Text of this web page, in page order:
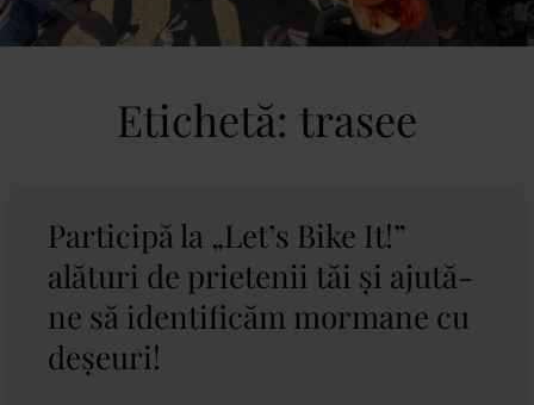
Etichetă: trasee
Participă la „Let’s Bike It!”
alături de prietenii tăi și ajută-
ne să identificăm mormane cu
deșeuri!